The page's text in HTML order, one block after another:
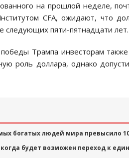
на прошлой неделе,
CFA, ожидают, что
следующих пяти-пятнадцати лет.
победы Трампа инвесторам
роль доллара, однако
богатых людей мира превысило
когда будет возможен переход к